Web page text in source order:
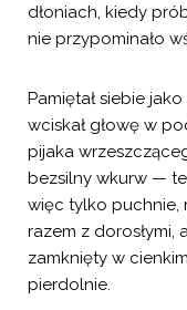
dłoniach, kiedy
nie przypominało
Pamiętał siebie
wciskał głowę w
pijaka
bezsilny wkurw —
więc tylko puchnie,
razem z dorosłymi,
zamknięty w
pierdolnie.